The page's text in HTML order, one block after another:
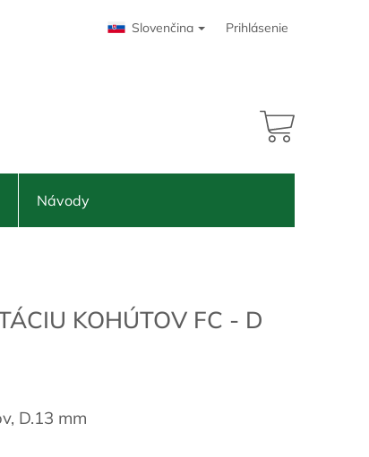
Slovenčina Prihlásenie
NÁKUPNÝ
Návody
KOHÚTOV FC - D
D.13 mm